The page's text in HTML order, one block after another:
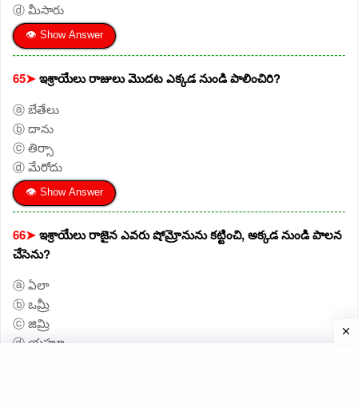
ⓓ మీసారు
👁 Show Answer
65➤ఇశ్రాయేలు రాజులు మొదట ఎక్కడ నుండి పాలించిరి?
ⓐ బేతేలు
ⓑ దాను
ⓒ తిర్సా
ⓓ మేరోదు
👁 Show Answer
66➤ఇశ్రాయేలు రాజైన ఎవరు షోమ్రోనును కట్టించి, అక్కడ నుండి పాలన
చేసెను?
ⓐ ఏలా
ⓑ ఒమ్రీ
ⓒ జిమ్రి
ⓓ యహూ